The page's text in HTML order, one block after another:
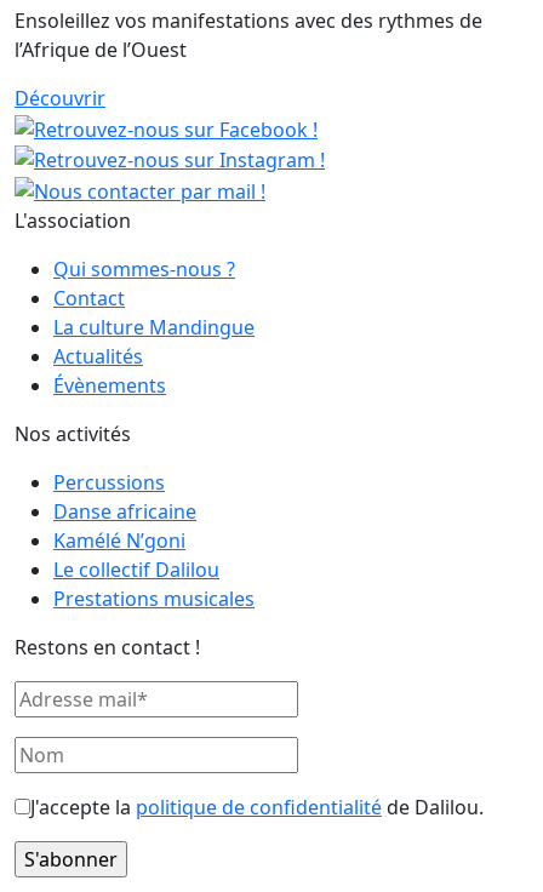
Ensoleillez vos manifestations avec des rythmes de
l’Afrique de l’Ouest
Découvrir
L'association
Qui sommes-nous ?
Contact
La culture Mandingue
Actualités
Évènements
Nos activités
Percussions
Danse africaine
Kamélé N’goni
Le collectif Dalilou
Prestations musicales
Restons en contact !
J'accepte la politique de confidentialitéde Dalilou.